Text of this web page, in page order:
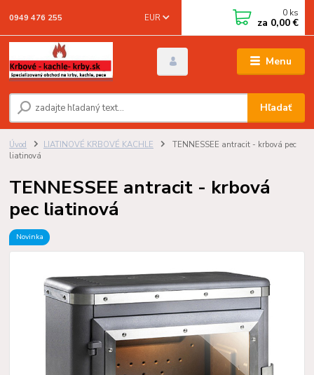
Menu
EUR
Hľadať
0949 476 255 0 ks
za 0,00 €
Úvod LIATINOVÉ KRBOVÉ KACHLE
TENNESSEE antracit - krbová pec
liatinová
TENNESSEE antracit - krbová
pec liatinová
Novinka